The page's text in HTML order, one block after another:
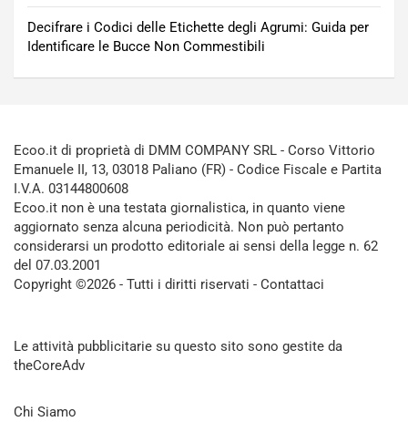
Decifrare i Codici delle Etichette degli Agrumi: Guida per
Identificare le Bucce Non Commestibili
Ecoo.it di proprietà di DMM COMPANY SRL - Corso Vittorio
Emanuele II, 13, 03018 Paliano (FR) - Codice Fiscale e Partita
I.V.A. 03144800608
Ecoo.it non è una testata giornalistica, in quanto viene
aggiornato senza alcuna periodicità. Non può pertanto
considerarsi un prodotto editoriale ai sensi della legge n. 62
del 07.03.2001
Copyright ©2026 - Tutti i diritti riservati - Contattaci
Le attività pubblicitarie su questo sito sono gestite da
theCoreAdv
Chi Siamo